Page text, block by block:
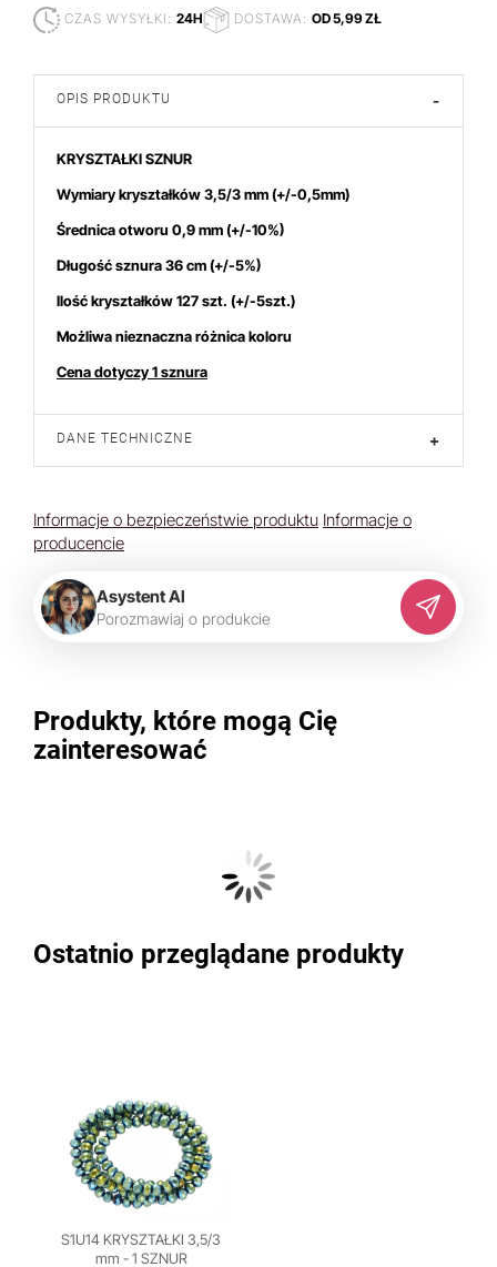
CZAS WYSYŁKI: 24H DOSTAWA: OD 5,99 ZŁ
OPIS PRODUKTU -
KRYSZTAŁKI SZNUR
Wymiary kryształków 3,5/3 mm(+/-0,5mm)
Średnica otworu 0,9 mm (+/-10%)
Długość sznura 36 cm (+/-5%)
Ilość kryształków 127 szt. (+/-5szt.)
Możliwa nieznaczna różnica koloru
Cena dotyczy 1 sznura
DANE TECHNICZNE +
Informacje o bezpieczeństwie produktu Informacje o
producencie
Asystent AI
Porozmawiaj o produkcie
Produkty, które mogą Cię
zainteresować
Ostatnio przeglądane produkty
S1U14 KRYSZTAŁKI 3,5/3
mm - 1 SZNUR